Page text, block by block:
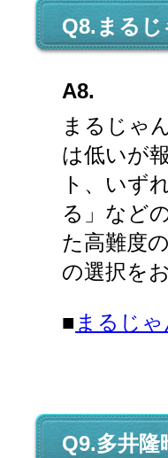
Q8.まる
A8.
まるじゃ
は低いが
ト、いず
る」など
た高難度
の選択を
■ まるじ
Q9.多井